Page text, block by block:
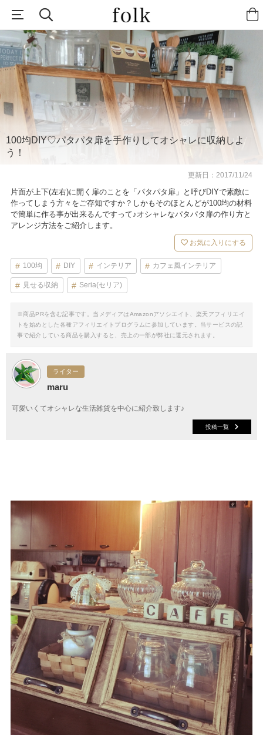
100均DIY♡パタパタ扉を手作りしてオシャレに収納しよ
う！
更新日：2017/11/24
片面が上下(左右)に開く扉のことを「パタパタ扉」と呼びDIYで素敵に
作ってしまう方々をご存知ですか？しかもそのほとんどが100均の材料
で簡単に作る事が出来るんですって♪オシャレなパタパタ扉の作り方と
アレンジ方法をご紹介します。
お気に入りにする
100均 DIY インテリア カフェ風インテリア
見せる収納 Seria(セリア)
※商品PRを含む記事です。当メディアはAmazonアソシエイト、楽天アフィリエイ
トを始めとした各種アフィリエイトプログラムに参加しています。当サービスの記
事で紹介している商品を購入すると、売上の一部が弊社に還元されます。
ライター
maru
可愛いくてオシャレな生活雑貨を中心に紹介致します♪
投稿一覧